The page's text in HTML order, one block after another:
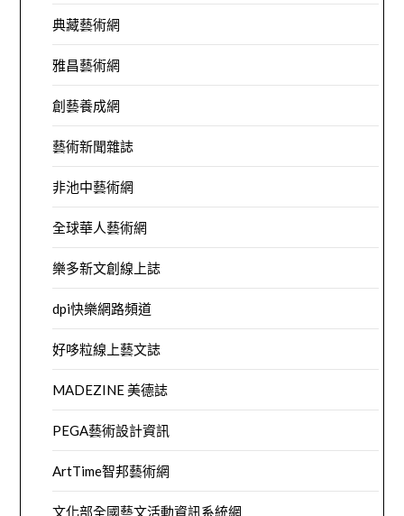
典藏藝術網
雅昌藝術網
創藝養成網
藝術新聞雜誌
非池中藝術網
全球華人藝術網
樂多新文創線上誌
dpi快樂網路頻道
好哆粒線上藝文誌
MADEZINE 美德誌
PEGA藝術設計資訊
ArtTime智邦藝術網
文化部全國藝文活動資訊系統網